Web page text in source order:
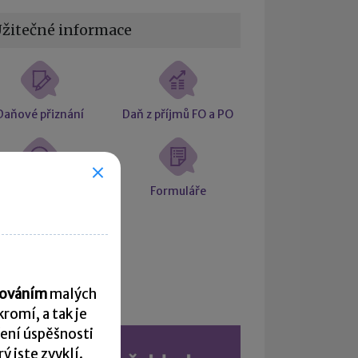
informace
přiznání Daň z příjmů FO a PO
Formuláře
malých
a tak je
úspěšnosti
jste zvyklí.